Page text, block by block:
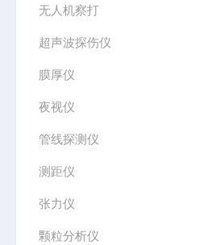
无人机察打
超声波探伤仪
膜厚仪
夜视仪
管线探测仪
测距仪
张力仪
颗粒分析仪